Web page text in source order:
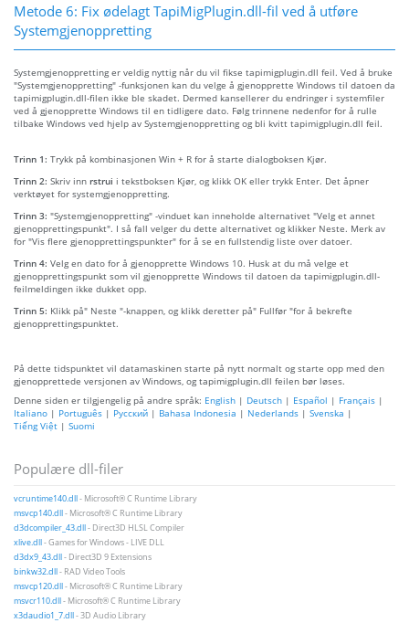
Metode 6: Fix ødelagt TapiMigPlugin.dll-fil ved å utføre
Systemgjenoppretting
Systemgjenoppretting er veldig nyttig når du vil fikse tapimigplugin.dll feil. Ved å bruke
"Systemgjenoppretting" -funksjonen kan du velge å gjenopprette Windows til datoen da
tapimigplugin.dll-filen ikke ble skadet. Dermed kansellerer du endringer i systemfiler
ved å gjenopprette Windows til en tidligere dato. Følg trinnene nedenfor for å rulle
tilbake Windows ved hjelp av Systemgjenoppretting og bli kvitt tapimigplugin.dll feil.
Trinn 1: Trykk på kombinasjonen Win + R for å starte dialogboksen Kjør.
Trinn 2: Skriv inn rstrui i tekstboksen Kjør, og klikk OK eller trykk Enter. Det åpner
verktøyet for systemgjenoppretting.
Trinn 3: "Systemgjenoppretting" -vinduet kan inneholde alternativet "Velg et annet
gjenopprettingspunkt". I så fall velger du dette alternativet og klikker Neste. Merk av
for "Vis flere gjenopprettingspunkter" for å se en fullstendig liste over datoer.
Trinn 4: Velg en dato for å gjenopprette Windows 10. Husk at du må velge et
gjenopprettingspunkt som vil gjenopprette Windows til datoen da tapimigplugin.dll-
feilmeldingen ikke dukket opp.
Trinn 5: Klikk på" Neste "-knappen, og klikk deretter på" Fullfør "for å bekrefte
gjenopprettingspunktet.
På dette tidspunktet vil datamaskinen starte på nytt normalt og starte opp med den
gjenopprettede versjonen av Windows, og tapimigplugin.dll feilen bør løses.
Denne siden er tilgjengelig på andre språk: English | Deutsch | Español | Français |
Italiano | Português | Русский | Bahasa Indonesia | Nederlands | Svenska |
Tiếng Việt | Suomi
Populære dll-filer
vcruntime140.dll- Microsoft® C Runtime Library
msvcp140.dll- Microsoft® C Runtime Library
d3dcompiler_43.dll- Direct3D HLSL Compiler
xlive.dll- Games for Windows - LIVE DLL
d3dx9_43.dll- Direct3D 9 Extensions
binkw32.dll- RAD Video Tools
msvcp120.dll- Microsoft® C Runtime Library
msvcr110.dll- Microsoft® C Runtime Library
x3daudio1_7.dll- 3D Audio Library